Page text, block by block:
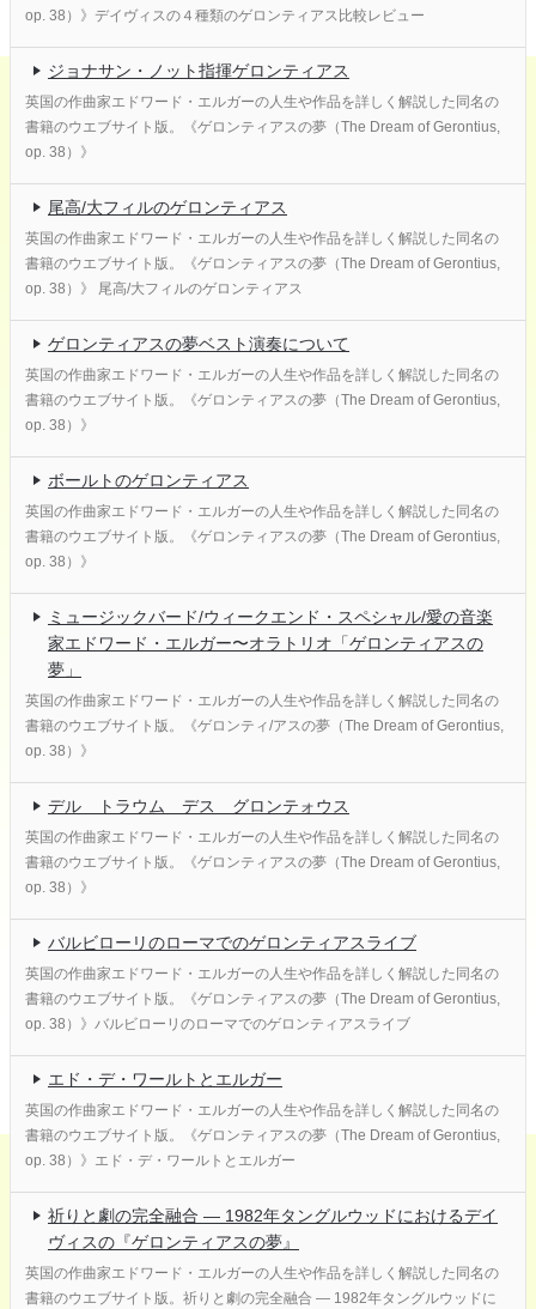
op. 38）》デイヴィスの４種類のゲロンティアス比較レビュー
ジョナサン・ノット指揮ゲロンティアス
英国の作曲家エドワード・エルガーの人生や作品を詳しく解説した同名の
書籍のウエブサイト版。《ゲロンティアスの夢（The Dream of Gerontius,
op. 38）》
尾高/大フィルのゲロンティアス
英国の作曲家エドワード・エルガーの人生や作品を詳しく解説した同名の
書籍のウエブサイト版。《ゲロンティアスの夢（The Dream of Gerontius,
op. 38）》 尾高/大フィルのゲロンティアス
ゲロンティアスの夢ベスト演奏について
英国の作曲家エドワード・エルガーの人生や作品を詳しく解説した同名の
書籍のウエブサイト版。《ゲロンティアスの夢（The Dream of Gerontius,
op. 38）》
ボールトのゲロンティアス
英国の作曲家エドワード・エルガーの人生や作品を詳しく解説した同名の
書籍のウエブサイト版。《ゲロンティアスの夢（The Dream of Gerontius,
op. 38）》
ミュージックバード/ウィークエンド・スペシャル/愛の音楽
家エドワード・エルガー〜オラトリオ「ゲロンティアスの
夢」
英国の作曲家エドワード・エルガーの人生や作品を詳しく解説した同名の
書籍のウエブサイト版。《ゲロンティ/アスの夢（The Dream of Gerontius,
op. 38）》
デル トラウム デス グロンテォウス
英国の作曲家エドワード・エルガーの人生や作品を詳しく解説した同名の
書籍のウエブサイト版。《ゲロンティアスの夢（The Dream of Gerontius,
op. 38）》
バルビローリのローマでのゲロンティアスライブ
英国の作曲家エドワード・エルガーの人生や作品を詳しく解説した同名の
書籍のウエブサイト版。《ゲロンティアスの夢（The Dream of Gerontius,
op. 38）》バルビローリのローマでのゲロンティアスライブ
エド・デ・ワールトとエルガー
英国の作曲家エドワード・エルガーの人生や作品を詳しく解説した同名の
書籍のウエブサイト版。《ゲロンティアスの夢（The Dream of Gerontius,
op. 38）》エド・デ・ワールトとエルガー
祈りと劇の完全融合 ― 1982年タングルウッドにおけるデイ
ヴィスの『ゲロンティアスの夢』
英国の作曲家エドワード・エルガーの人生や作品を詳しく解説した同名の
書籍のウエブサイト版。祈りと劇の完全融合 ― 1982年タングルウッドに